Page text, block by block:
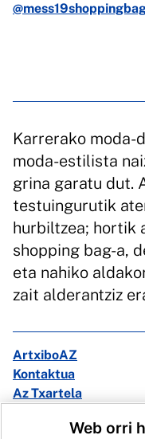
Karrerako moda-
moda-estilista
grina garatu dut.
testuingurutik
hurbiltzea; hortik
shopping bag-a,
eta nahiko
zait alderantziz
ArtxiboAZ
Kontaktua
Az Txartela
Web orri